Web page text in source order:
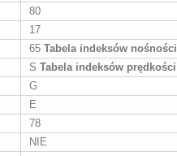
80
17
65 Tabela indeksów nośności
S Tabela indeksów prędkości
G
E
78
NIE